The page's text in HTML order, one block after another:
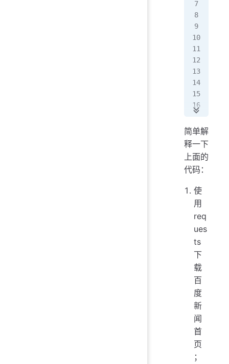
简单解
释一下
上面的
代码：
使
用
req
ues
ts
下
载
百
度
新
闻
首
页
；